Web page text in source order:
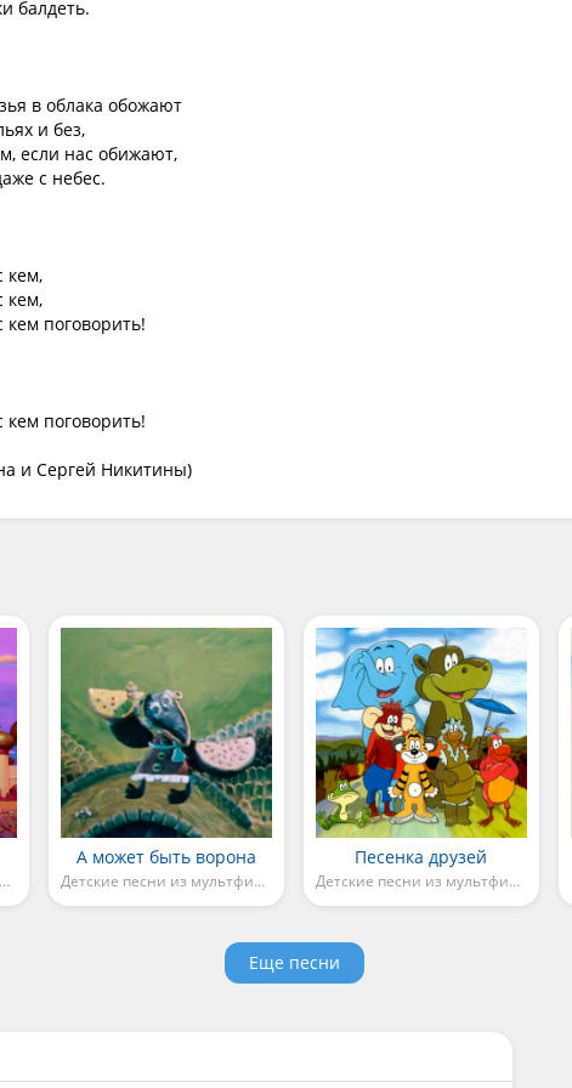
балдеть.
в облака обожают
и без,
если нас обижают,
с небес.
кем,
кем,
кем поговорить!
кем поговорить!
и Сергей Никитины)
Детские песни из мультфильмов
А может быть ворона
Детские песни из мультфильмов
Песенка друзей
Детские песни из мультфильмов
Еще песни